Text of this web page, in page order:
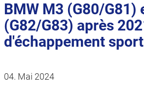
BMW M3 (G80/G81)
(G82/G83) après
d'échappement sport
04. Mai 2024